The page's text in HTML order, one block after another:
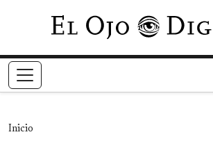
Pasar al
Inicio